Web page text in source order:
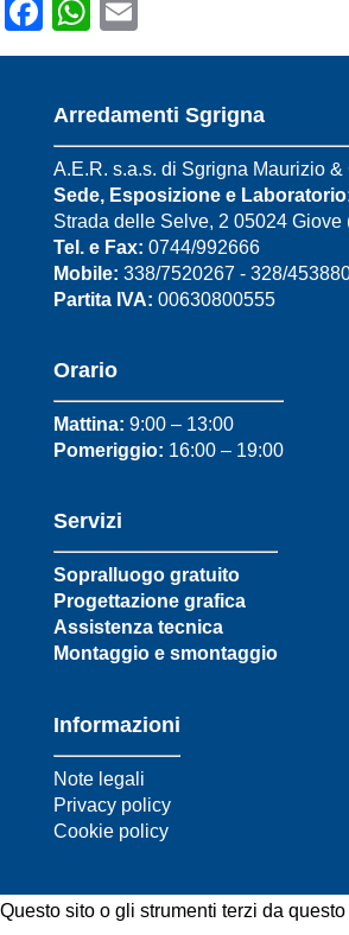
Facebook
WhatsApp
Arredamenti Sgrigna
A.E.R. s.a.s. di Sgrigna Maurizio &
Sede, Esposizione e
Strada delle Selve, 2 05024 Giove
Tel. e Fax: 0744/992666
Mobile: 338/7520267 - 328/
Partita IVA: 00630800555
Orario
Mattina: 9:00 – 13:00
Pomeriggio: 16:00 – 19:00
Servizi
Sopralluogo gratuito
Progettazione grafica
Assistenza tecnica
Montaggio e smontaggio
Informazioni
Note legali
Privacy policy
Cookie policy
Questo sito o gli strumenti terzi da